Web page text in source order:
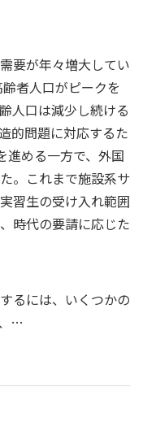
要が年々増大してい
者人口がピークを
人口は減少し続ける
的問題に対応するた
進める一方で、外国
。これまで施設系サ
習生の受け入れ範囲
時代の要請に応じた
るには、いくつかの
…